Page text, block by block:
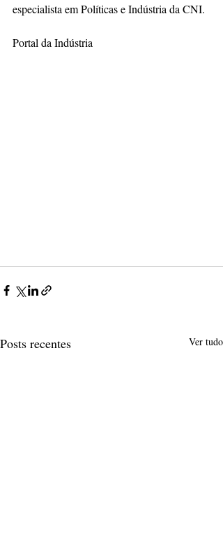
especialista em Políticas e Indústria da CNI.
Portal da Indústria
Posts recentes Ver tudo